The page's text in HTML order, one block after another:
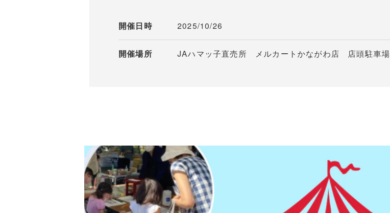
開催日時 2025/10/26
開催場所 JAハマッ子直売所 メルカートかながわ店 店頭駐車場